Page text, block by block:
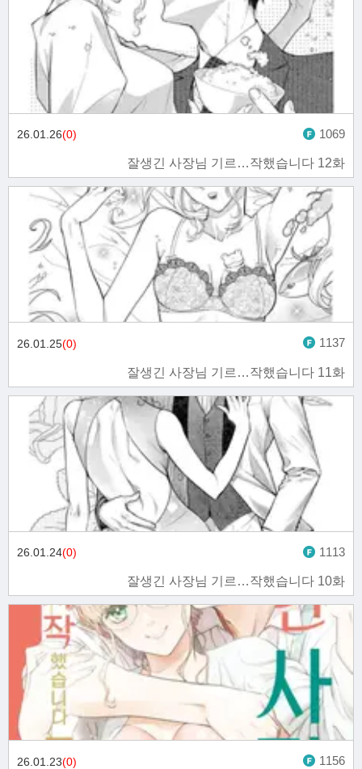
잘생긴 사장님 기르…작했습니다 12화
26.01.26(0) 1069
잘생긴 사장님 기르…작했습니다 11화
26.01.25(0) 1137
잘생긴 사장님 기르…작했습니다 10화
26.01.24(0) 1113
26.01.23(0) 1156